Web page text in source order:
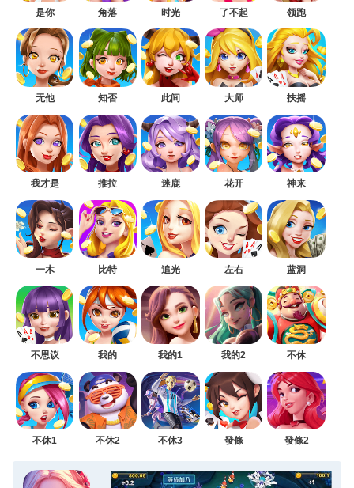
是你 角落 时光 了不起 领跑
无他 知否 此间 大师 扶摇
我才是 推拉 迷鹿 花开 神来
一木 比特 追光 左右 蓝洞
不思议 我的 我的1 我的2 不休
不休1 不休2 不休3 發條 發條2